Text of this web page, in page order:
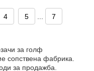
4 5 7
за голф
сопствена фабрика.
за продажба.